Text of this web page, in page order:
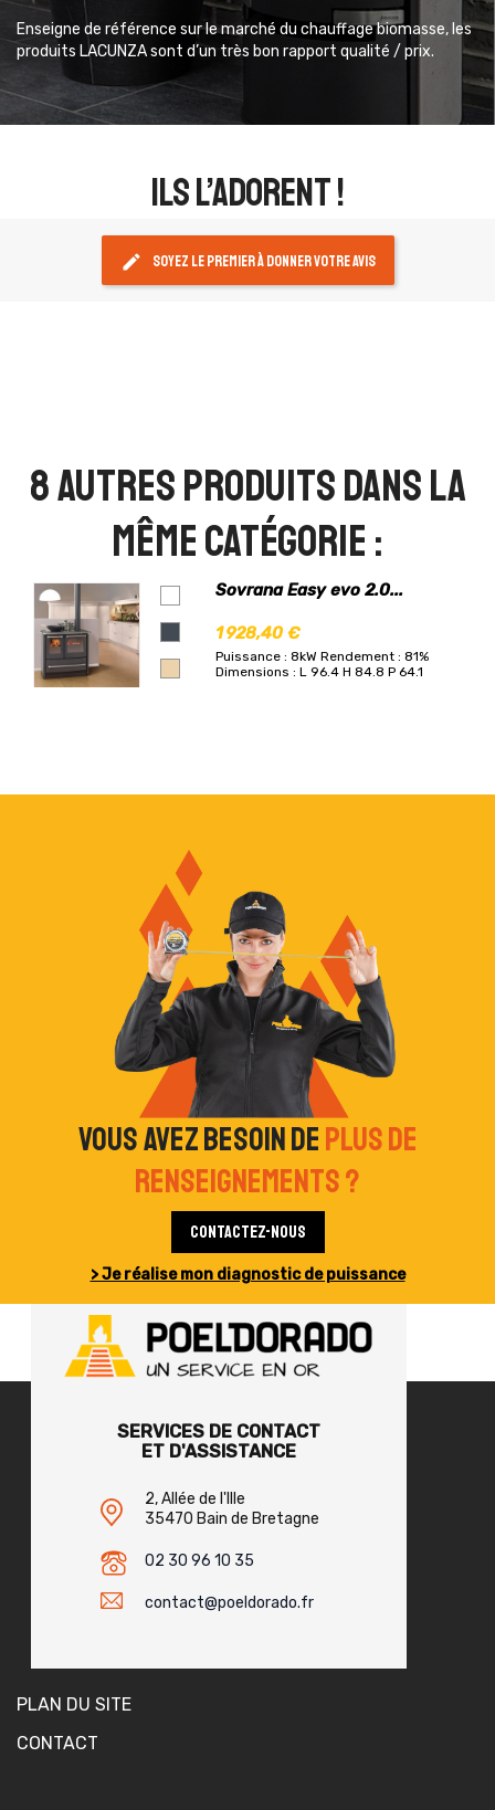
Enseigne de référence sur le marché du chauffage biomasse, les
produits LACUNZA sont d’un très bon rapport qualité / prix.
ils l’adorent !
edit Soyez le premier à donner votre avis
8 autres produits dans la
même catégorie :
Sovrana Easy evo 2.0...
1 928,40 €
Puissance : 8kW Rendement : 81%
Dimensions : L 96.4 H 84.8 P 64.1
Vous avez besoin deplus de
renseignements ?
Contactez-nous
> Je réalise mon diagnostic de puissance
SERVICES DE CONTACT
ET D'ASSISTANCE
2, Allée de l'Ille
35470 Bain de Bretagne
02 30 96 10 35
contact@poeldorado.fr
PLAN DU SITE
CONTACT